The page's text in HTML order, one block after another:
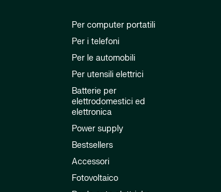
Per computer portatili
Per i telefoni
Per le automobili
Per utensili elettrici
Batterie per
elettrodomestici ed
elettronica
Power supply
Bestsellers
Accessori
Fotovoltaico